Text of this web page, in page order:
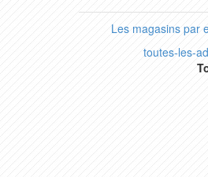
Les magasins par
toutes-les-